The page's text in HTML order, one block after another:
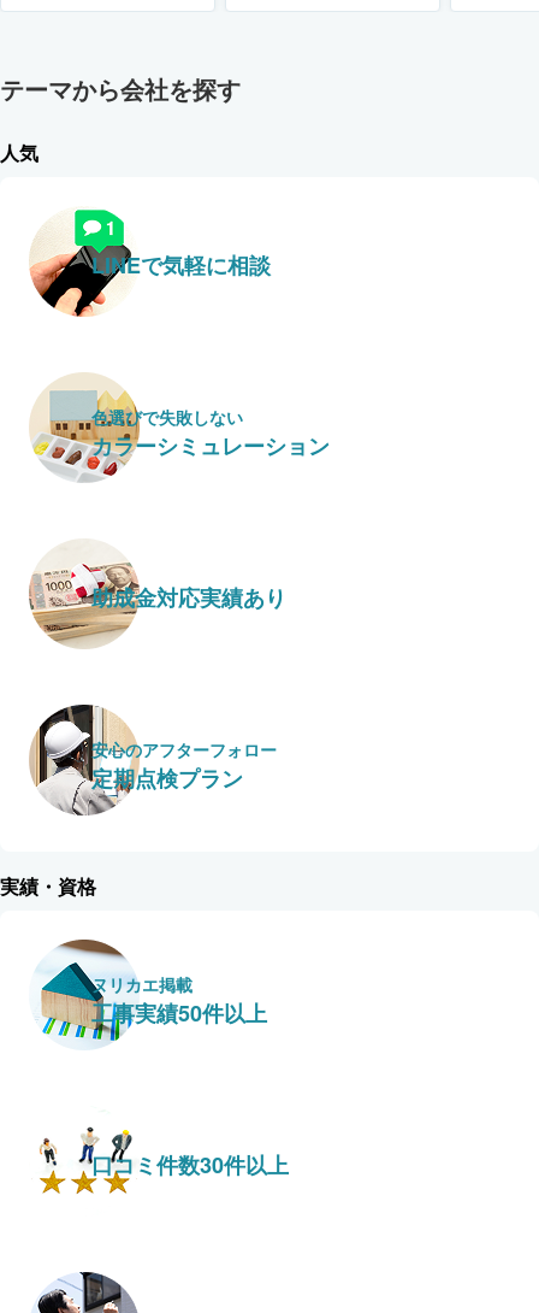
テーマから会社を探す
人気
LINEで気軽に相談
色選びで失敗しない
カラーシミュレーション
助成金対応実績あり
安心のアフターフォロー
定期点検プラン
実績・資格
ヌリカエ掲載
工事実績50件以上
口コミ件数30件以上